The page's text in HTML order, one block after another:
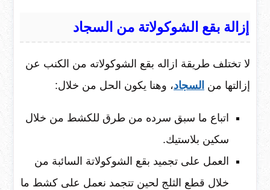
إزالة بقع الشوكولاتة من السجاد
لا تختلف طريقة ازاله بقع الشوكولاته من الكنب عن
إزالتها من السجاد، وهنا يكون الحل من خلال:
اتباع ما سبق سرده من طرق للكشط من خلال
سكين بلاستيك.
العمل على تجميد بقع الشوكولاتة السائبة من
خلال قطع الثلج لحين تتجمد نعمل على كشط ما